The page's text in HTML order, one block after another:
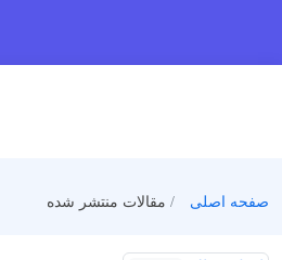
صفحه اصلی مقالات منتشر شده